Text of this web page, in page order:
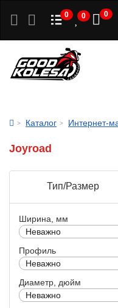
0 0 0
Каталог Интернет-
Joyroad
Тип/Размер
Ширина, мм
Неважно
Профиль
Неважно
Диаметр, дюйм
Неважно